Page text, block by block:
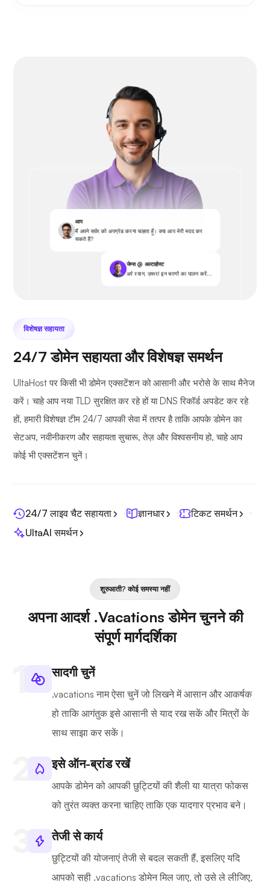
आप
मैं अपने सर्वर को अपग्रेड करना चाहता हूँ। क्या आप मेरी मदद कर
सकते हैं?
जेम्स @ अल्टाहोस्ट
अरे रयान, ज़रूर! इन चरणों का पालन करें...
विशेषज्ञ सहायता
24/7 डोमेन सहायता और विशेषज्ञ समर्थन
UltaHost पर किसी भी डोमेन एक्सटेंशन को आसानी और भरोसे के साथ मैनेज
करें। चाहे आप नया TLD सुरक्षित कर रहे हों या DNS रिकॉर्ड अपडेट कर रहे
हों, हमारी विशेषज्ञ टीम 24/7 आपकी सेवा में तत्पर है ताकि आपके डोमेन का
सेटअप, नवीनीकरण और सहायता सुचारू, तेज़ और विश्वसनीय हो, चाहे आप
कोई भी एक्सटेंशन चुनें।
24/7 लाइव चैट सहायता ज्ञानधार
टिकट समर्थन
UltaAI समर्थन
शुरुआती? कोई समस्या नहीं
अपना आदर्श .Vacations डोमेन चुनने की
संपूर्ण मार्गदर्शिका
सादगी चुनें
.vacations नाम ऐसा चुनें जो लिखने में आसान और आकर्षक
हो ताकि आगंतुक इसे आसानी से याद रख सकें और मित्रों के
साथ साझा कर सकें।
इसे ऑन-ब्रांड रखें
आपके डोमेन को आपकी छुट्टियों की शैली या यात्रा फोकस
को तुरंत व्यक्त करना चाहिए ताकि एक यादगार प्रभाव बने।
तेजी से कार्य
छुट्टियों की योजनाएं तेजी से बदल सकती हैं, इसलिए यदि
आपको सही .vacations डोमेन मिल जाए, तो उसे ले लीजिए,